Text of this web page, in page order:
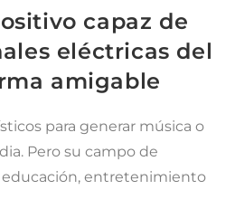
capaz de
eléctricas del
amigable
para generar música o
Pero su campo de
educación, entretenimiento